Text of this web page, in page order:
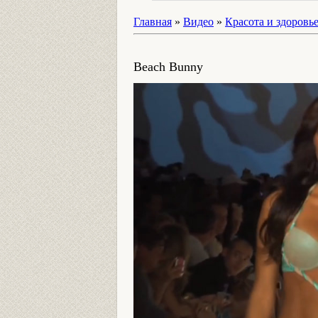
Главная » Видео » Красота и здоровье
Beach Bunny